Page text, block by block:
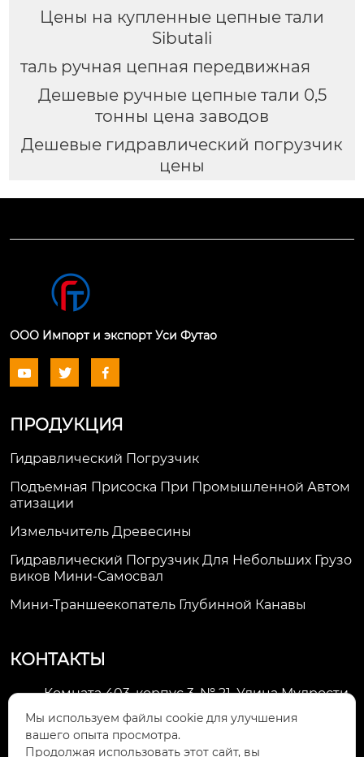
Цены на купленные цепные тали
Sibutali
таль ручная цепная передвижная
Дешевые ручные цепные тали 0,5
тонны цена заводов
Дешевые гидравлический погрузчик
цены
ООО Импорт и экспорт Уси Футао
  
ПРОДУКЦИЯ
Гидравлический Погрузчик
Подъемная Присоска При Промышленной Автом
Атизации
Измельчитель Древесины
Гидравлический Погрузчик Для Небольших Грузо
Виков Мини-Самосвал
Мини-Траншеекопатель Глубинной Канавы
КОНТАКТЫ
Комната 403, корпус 3, № 21, Улица Мудрости,
Зона экономического развития Хуэйшань,
город Уси
Мы используем файлы cookie для улучшения
вашего опыта просмотра.
Продолжая использовать этот сайт, вы